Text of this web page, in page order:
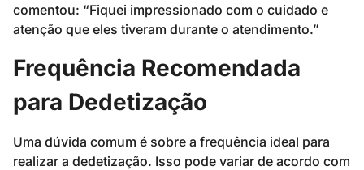
comentou: “Fiquei impressionado com o cuidado e
atenção que eles tiveram durante o atendimento.”
Frequência Recomendada
para Dedetização
Uma dúvida comum é sobre a frequência ideal para
realizar a dedetização. Isso pode variar de acordo com